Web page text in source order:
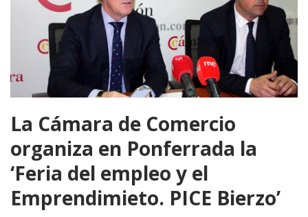
La Cámara de Comercio
organiza en Ponferrada la
‘Feria del empleo y el
Emprendimieto. PICE Bierzo’